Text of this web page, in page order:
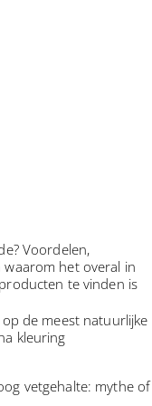
Voordelen,
het overal in
te vinden is
de meest natuurlijke
kleuring
vetgehalte: mythe of